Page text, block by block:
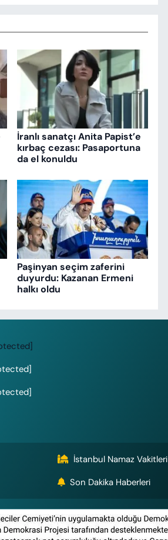
İranlı sanatçı Anita Papist’e
kırbaç cezası: Pasaportuna
da el konuldu
Paşinyan seçim zaferini
duyurdu: Kazanan Ermeni
halkı oldu
İstanbul Namaz Vakitleri
Son Dakika Haberleri